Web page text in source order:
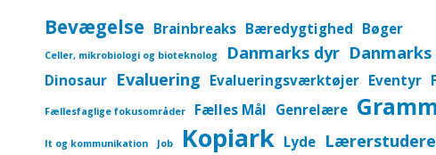
Bevægelse Brainbreaks Bæredygtighed Bøger
Celler, mikrobiologi og bioteknolog Danmarks dyr
Dinosaur Evaluering Evalueringsværktøjer Eventyr
Fællesfaglige fokusområder Fælles Mål Genrelære
It og kommunikation Job Kopiark Lyde